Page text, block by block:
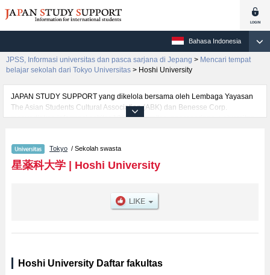
Bahasa Indonesia
JPSS, Informasi universitas dan pasca sarjana di Jepang > Mencari tempat
belajar sekolah dari Tokyo Universitas > Hoshi University
JAPAN STUDY SUPPORT yang dikelola bersama oleh Lembaga Yayasan
The Asian Students Cultural Association (ABK) dan Benesse Corp.
menyediakan informasi sekitar 1300 universitas, pascasarjana, universitas
fakultas seperti Fakultas Pharmacy and Pharmaceutical Sciences, serta
berbagai informasi yang berguna bagi mahasiswa(i) mancanegara seperti
kuota untuk jumlah pendaftar dan jumlah kelulusan ujian masuk
kampus, akses jalan, dan lainnya. Silakan memanfaatkannya.
Tokyo / Sekolah swasta
星薬科大学| Hoshi University
Hoshi University Daftar fakultas